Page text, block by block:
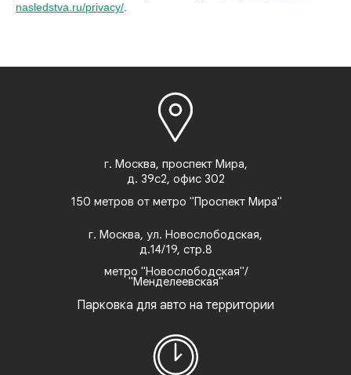
nasledstva.ru/privacy/
г. Москва, проспект Мира,
д. 39с2, офис 302
г. Москва, ул. Новослободская,
д.14/19, стр.8
150 метров от метро "Проспект Мира"
Парковка для авто на территории
метро "Новослободская"/
"Менделеевская"